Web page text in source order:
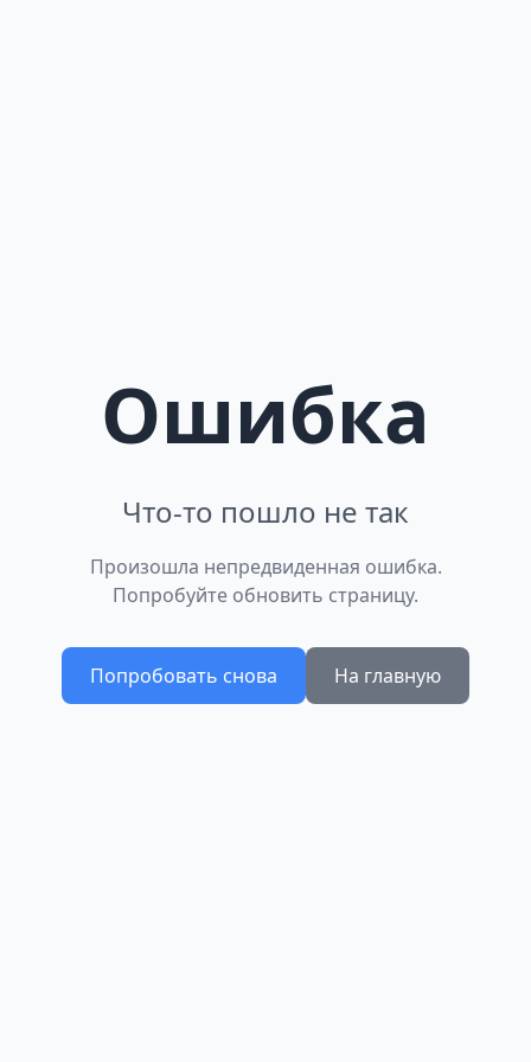
Ошибка
Что-то пошло не так
Произошла непредвиденная ошибка.
Попробуйте обновить страницу.
Попробовать снова На главную